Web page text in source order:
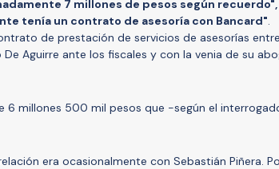
7 millones de pesos según
tenía un contrato de asesoría con Bancard".
de prestación de servicios de asesorías entre
De Aguirre ante los fiscales y con la venia de su
6 millones 500 mil pesos que -según el
era ocasionalmente con Sebastián Piñera.